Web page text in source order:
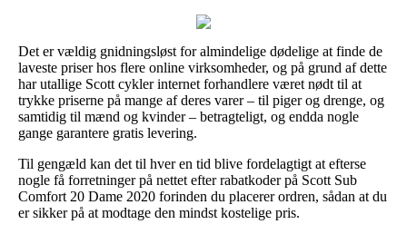
Det er vældig gnidningsløst for almindelige dødelige at finde de
laveste priser hos flere online virksomheder, og på grund af dette
har utallige Scott cykler internet forhandlere været nødt til at
trykke priserne på mange af deres varer – til piger og drenge, og
samtidig til mænd og kvinder – betragteligt, og endda nogle
gange garantere gratis levering.
Til gengæld kan det til hver en tid blive fordelagtigt at efterse
nogle få forretninger på nettet efter rabatkoder på Scott Sub
Comfort 20 Dame 2020 forinden du placerer ordren, sådan at du
er sikker på at modtage den mindst kostelige pris.